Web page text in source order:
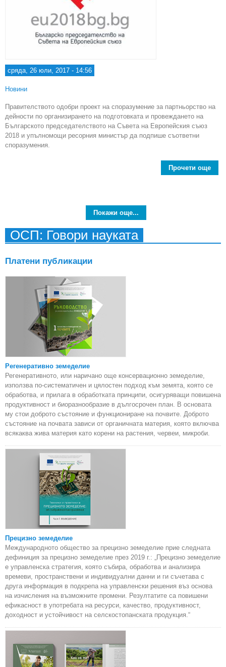
сряда, 26 юли, 2017 - 14:56
Новини
Правителството одобри проект на споразумение за партньорство на
дейности по организирането на подготовката и провеждането на
Българското председателството на Съвета на Европейския съюз
2018 и упълномощи ресорния министър да подпише съответни
споразумения.
Прочети още
Покажи още...
ОСП: Говори науката
Платени публикации
Регенеративно земеделие
Регенеративното, или наричано още консервационно земеделие,
използва по-систематичен и цялостен подход към земята, която се
обработва, и прилага в обработката принципи, осигуряващи повишена
продуктивност и биоразнообразие в дългосрочен план. В основата
му стои доброто състояние и функциониране на почвите. Доброто
състояние на почвата зависи от органичната материя, която включва
всякаква жива материя като корени на растения, червеи, микроби.
Прецизно земеделие
Международното общество за прецизно земеделие прие следната
дефиниция за прецизно земеделие през 2019 г.: „Прецизно земеделие
е управленска стратегия, която събира, обработва и анализира
времеви, пространствени и индивидуални данни и ги съчетава с
друга информация в подкрепа на управленски решения въз основа
на изчисления на възможните промени. Резултатите са повишени
ефикасност в употребата на ресурси, качество, продуктивност,
доходност и устойчивост на селскостопанската продукция.“